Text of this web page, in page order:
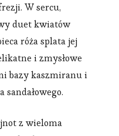
W sercu,
duet kwiatów
róża splata jej
i zmysłowe
bazy kaszmiranu i
z wieloma